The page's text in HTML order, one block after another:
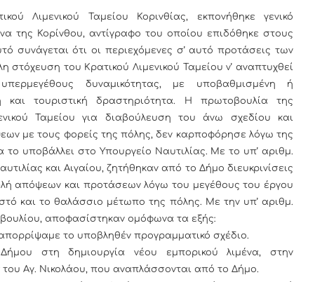
Λιμενικού Ταμείου Κορινθίας, εκπονήθηκε γενικό
της Κορίνθου, αντίγραφο του οποίου επιδόθηκε στους
συνάγεται ότι οι περιεχόμενες σ’ αυτό προτάσεις των
στόχευση του Κρατικού Λιμενικού Ταμείου ν’ αναπτυχθεί
δυναμικότητας, με υποβαθμισμένη ή
και τουριστική δραστηριότητα. Η πρωτοβουλία της
Ταμείου για διαβούλευση του άνω σχεδίου και
με τους φορείς της πόλης, δεν καρποφόρησε λόγω της
το υποβάλλει στο Υπουργείο Ναυτιλίας. Με το υπ’ αριθμ.
και Αιγαίου, ζητήθηκαν από το Δήμο διευκρινίσεις
απόψεων και προτάσεων λόγω του μεγέθους του έργου
και το θαλάσσιο μέτωπο της πόλης. Με την υπ’ αριθμ.
αποφασίστηκαν ομόφωνα τα εξής:
το υποβληθέν προγραμματικό σχέδιο.
στη δημιουργία νέου εμπορικού λιμένα, στην
Αγ. Νικολάου, που αναπλάσσονται από το Δήμο.